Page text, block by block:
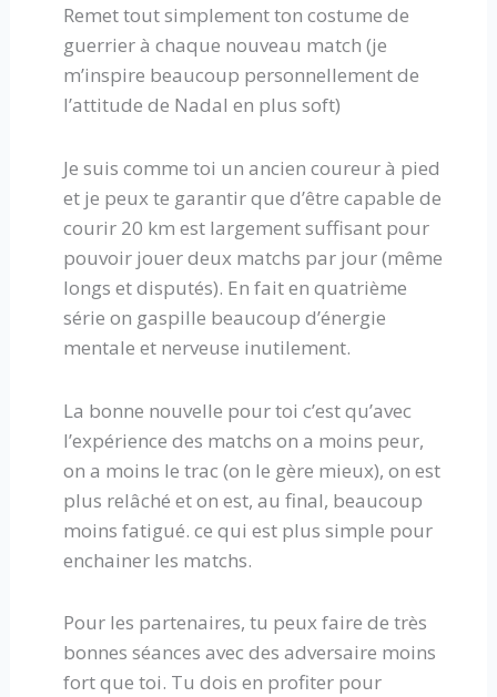
Remet tout simplement ton costume de
guerrier à chaque nouveau match (je
m’inspire beaucoup personnellement de
l’attitude de Nadal en plus soft)
Je suis comme toi un ancien coureur à pied
et je peux te garantir que d’être capable de
courir 20 km est largement suffisant pour
pouvoir jouer deux matchs par jour (même
longs et disputés). En fait en quatrième
série on gaspille beaucoup d’énergie
mentale et nerveuse inutilement.
La bonne nouvelle pour toi c’est qu’avec
l’expérience des matchs on a moins peur,
on a moins le trac (on le gère mieux), on est
plus relâché et on est, au final, beaucoup
moins fatigué. ce qui est plus simple pour
enchainer les matchs.
Pour les partenaires, tu peux faire de très
bonnes séances avec des adversaire moins
fort que toi. Tu dois en profiter pour